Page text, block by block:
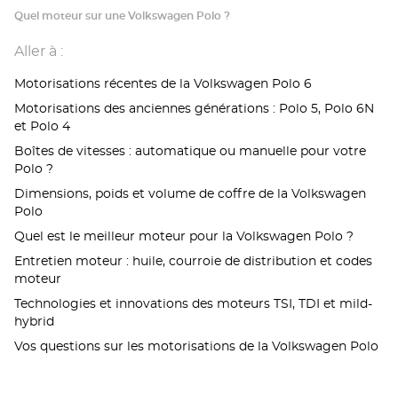
Quel moteur sur une Volkswagen Polo ?
Aller à :
Motorisations récentes de la Volkswagen Polo 6
Motorisations des anciennes générations : Polo 5, Polo 6N
et Polo 4
Boîtes de vitesses : automatique ou manuelle pour votre
Polo ?
Dimensions, poids et volume de coffre de la Volkswagen
Polo
Quel est le meilleur moteur pour la Volkswagen Polo ?
Entretien moteur : huile, courroie de distribution et codes
moteur
Technologies et innovations des moteurs TSI, TDI et mild-
hybrid
Vos questions sur les motorisations de la Volkswagen Polo